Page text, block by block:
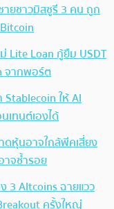
ายชาวมิสซูรี 3 คน ถูก
Lite Loan กู้ยืม USDT
จากพอร์ต
Stablecoin ให้ AI
เทนต์เองได้
ดหุ้นอาจใกล้พีคเสี่ยง
จซ้ำรอย
3 Altcoins ฉายแวว
ครั้งใหญ่